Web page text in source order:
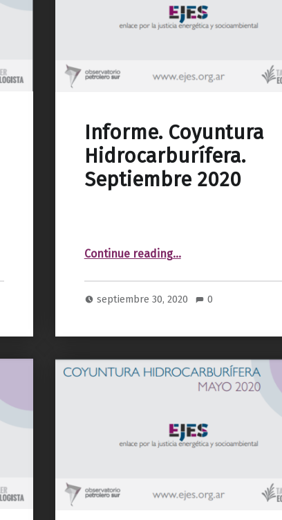
Informe. Coyuntura
Hidrocarburífera.
Septiembre 2020
Continue reading“Informe. Coyuntura Hidrocarburífera. Septiembre 2020”
…
septiembre 30, 2020 0